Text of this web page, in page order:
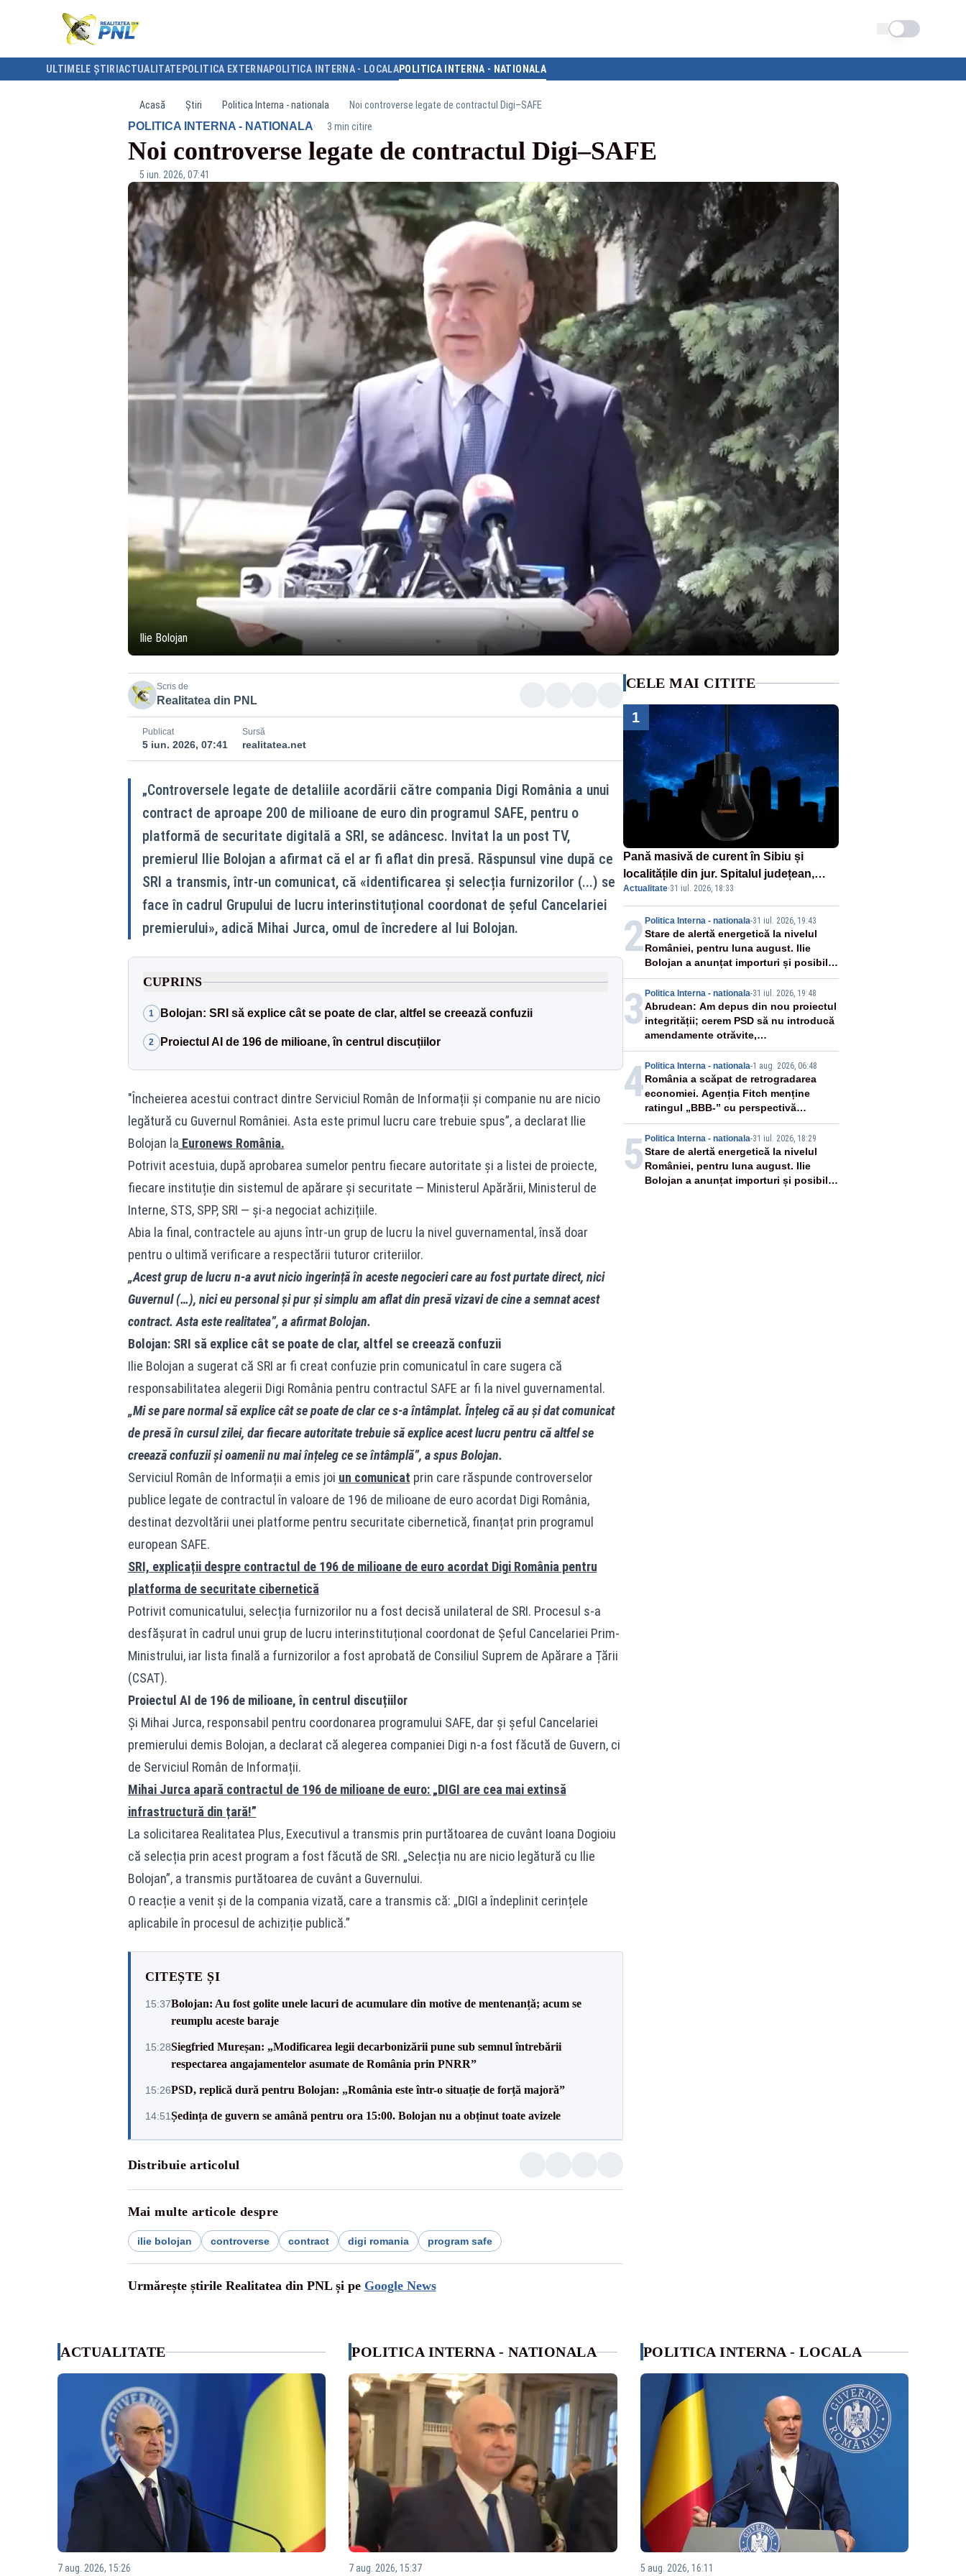
Schimba tema
ULTIMELE ȘTIRI ACTUALITATE POLITICA EXTERNAPOLITICA INTERNA - LOCALAPOLITICA INTERNA - NATIONALA
Acasă Știri Politica Interna - nationala Noi controverse legate de contractul Digi–SAFE
POLITICA INTERNA - NATIONALA· 3 min citire
Noi controverse legate de contractul Digi–SAFE
5 iun. 2026, 07:41
Ilie Bolojan
Scris de
Realitatea din PNL
Publicat
5 iun. 2026, 07:41
Sursă
realitatea.net
„Controversele legate de detaliile acordării către compania Digi România a unui
contract de aproape 200 de milioane de euro din programul SAFE, pentru o
platformă de securitate digitală a SRI, se adâncesc. Invitat la un post TV,
premierul Ilie Bolojan a afirmat că el ar fi aflat din presă. Răspunsul vine după ce
SRI a transmis, într-un comunicat, că «identificarea și selecția furnizorilor (...) se
face în cadrul Grupului de lucru interinstituțional coordonat de șeful Cancelariei
premierului», adică Mihai Jurca, omul de încredere al lui Bolojan.
CUPRINS
1 Bolojan: SRI să explice cât se poate de clar, altfel se creează confuzii
2 Proiectul AI de 196 de milioane, în centrul discuțiilor
"Încheierea acestui contract dintre Serviciul Român de Informații și companie nu are nicio
legătură cu Guvernul României. Asta este primul lucru care trebuie spus”, a declarat Ilie
Bolojan la Euronews România.
Potrivit acestuia, după aprobarea sumelor pentru fiecare autoritate și a listei de proiecte,
fiecare instituție din sistemul de apărare și securitate — Ministerul Apărării, Ministerul de
Interne, STS, SPP, SRI — și-a negociat achizițiile.
Abia la final, contractele au ajuns într-un grup de lucru la nivel guvernamental, însă doar
pentru o ultimă verificare a respectării tuturor criteriilor.
„Acest grup de lucru n-a avut nicio ingerință în aceste negocieri care au fost purtate direct, nici
Guvernul (…), nici eu personal și pur și simplu am aflat din presă vizavi de cine a semnat acest
contract. Asta este realitatea”, a afirmat Bolojan.
Bolojan: SRI să explice cât se poate de clar, altfel se creează confuzii
Ilie Bolojan a sugerat că SRI ar fi creat confuzie prin comunicatul în care sugera că
responsabilitatea alegerii Digi România pentru contractul SAFE ar fi la nivel guvernamental.
„Mi se pare normal să explice cât se poate de clar ce s-a întâmplat. Înțeleg că au și dat comunicat
de presă în cursul zilei, dar fiecare autoritate trebuie să explice acest lucru pentru că altfel se
creează confuzii și oamenii nu mai înțeleg ce se întâmplă”, a spus Bolojan.
Serviciul Român de Informații a emis joi un comunicat prin care răspunde controverselor
publice legate de contractul în valoare de 196 de milioane de euro acordat Digi România,
destinat dezvoltării unei platforme pentru securitate cibernetică, finanțat prin programul
european SAFE.
SRI, explicații despre contractul de 196 de milioane de euro acordat Digi România pentru
platforma de securitate cibernetică
Potrivit comunicatului, selecția furnizorilor nu a fost decisă unilateral de SRI. Procesul s-a
desfășurat în cadrul unui grup de lucru interinstituțional coordonat de Șeful Cancelariei Prim-
Ministrului, iar lista finală a furnizorilor a fost aprobată de Consiliul Suprem de Apărare a Țării
(CSAT).
Proiectul AI de 196 de milioane, în centrul discuțiilor
Și Mihai Jurca, responsabil pentru coordonarea programului SAFE, dar și șeful Cancelariei
premierului demis Bolojan, a declarat că alegerea companiei Digi n-a fost făcută de Guvern, ci
de Serviciul Român de Informații.
Mihai Jurca apară contractul de 196 de milioane de euro: „DIGI are cea mai extinsă
infrastructură din țară!”
La solicitarea Realitatea Plus, Executivul a transmis prin purtătoarea de cuvânt Ioana Dogioiu
că selecția prin acest program a fost făcută de SRI. „Selecția nu are nicio legătură cu Ilie
Bolojan”, a transmis purtătoarea de cuvânt a Guvernului.
O reacție a venit și de la compania vizată, care a transmis că: „DIGI a îndeplinit cerințele
aplicabile în procesul de achiziție publică.”
CITEȘTE ȘI
15:37Bolojan: Au fost golite unele lacuri de acumulare din motive de mentenanță; acum se
reumplu aceste baraje
15:28Siegfried Mureșan: „Modificarea legii decarbonizării pune sub semnul întrebării
respectarea angajamentelor asumate de România prin PNRR”
15:26PSD, replică dură pentru Bolojan: „România este într-o situație de forță majoră”
14:51Ședința de guvern se amână pentru ora 15:00. Bolojan nu a obținut toate avizele
Distribuie articolul
Mai multe articole despre
ilie bolojan controverse contract digi romania program safe
Urmărește știrile Realitatea din PNL și pe Google News
CELE MAI CITITE
1
Pană masivă de curent în Sibiu și
localitățile din jur. Spitalul județean,
semafoarele, rețelele de telefonie, grav
afectate
Actualitate·31 iul. 2026, 18:33
2 Politica Interna - nationala-31 iul. 2026, 19:43
Stare de alertă energetică la nivelul
României, pentru luna august. Ilie
Bolojan a anunțat importuri și posibile
restricții – VIDEO
3 Politica Interna - nationala-31 iul. 2026, 19:48
Abrudean: Am depus din nou proiectul
integrității; cerem PSD să nu introducă
amendamente otrăvite,
neconstituționale
4 Politica Interna - nationala-1 aug. 2026, 06:48
România a scăpat de retrogradarea
economiei. Agenția Fitch menține
ratingul „BBB-” cu perspectivă
negativă
5 Politica Interna - nationala-31 iul. 2026, 18:29
Stare de alertă energetică la nivelul
României, pentru luna august. Ilie
Bolojan a anunțat importuri și posibile
ACTUALITATE
7 aug. 2026, 15:26
POLITICA INTERNA - NATIONALA
7 aug. 2026, 15:37
POLITICA INTERNA - LOCALA
5 aug. 2026, 16:11